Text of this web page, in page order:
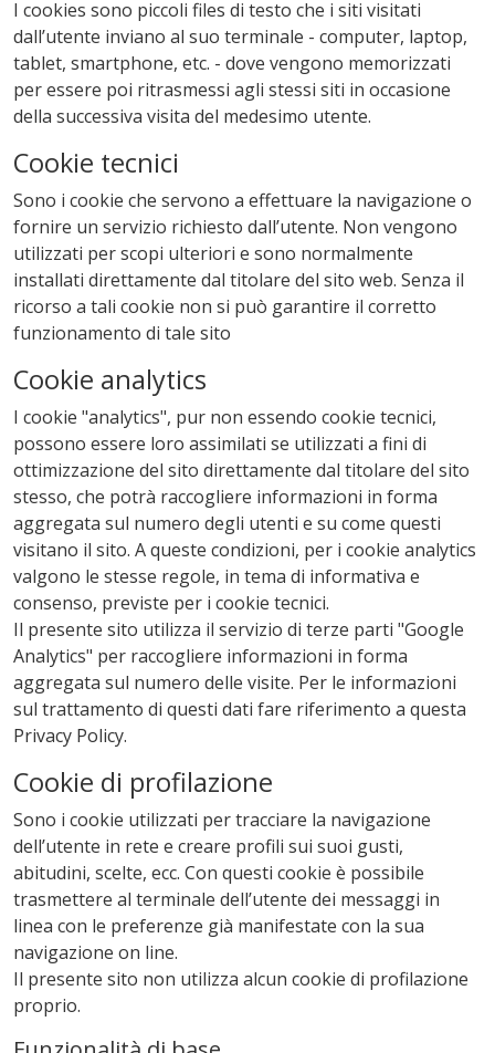
I cookies sono piccoli files di testo che i siti visitati
dall’utente inviano al suo terminale - computer, laptop,
tablet, smartphone, etc. - dove vengono memorizzati
per essere poi ritrasmessi agli stessi siti in occasione
della successiva visita del medesimo utente.
Cookie tecnici
Sono i cookie che servono a effettuare la navigazione o
fornire un servizio richiesto dall’utente. Non vengono
utilizzati per scopi ulteriori e sono normalmente
installati direttamente dal titolare del sito web. Senza il
ricorso a tali cookie non si può garantire il corretto
funzionamento di tale sito
Cookie analytics
I cookie "analytics", pur non essendo cookie tecnici,
possono essere loro assimilati se utilizzati a fini di
ottimizzazione del sito direttamente dal titolare del sito
stesso, che potrà raccogliere informazioni in forma
aggregata sul numero degli utenti e su come questi
visitano il sito. A queste condizioni, per i cookie analytics
valgono le stesse regole, in tema di informativa e
consenso, previste per i cookie tecnici.
Il presente sito utilizza il servizio di terze parti "Google
Analytics" per raccogliere informazioni in forma
aggregata sul numero delle visite. Per le informazioni
sul trattamento di questi dati fare riferimento a questa
Privacy Policy.
Cookie di profilazione
Sono i cookie utilizzati per tracciare la navigazione
dell’utente in rete e creare profili sui suoi gusti,
abitudini, scelte, ecc. Con questi cookie è possibile
trasmettere al terminale dell’utente dei messaggi in
linea con le preferenze già manifestate con la sua
navigazione on line.
Il presente sito non utilizza alcun cookie di profilazione
proprio.